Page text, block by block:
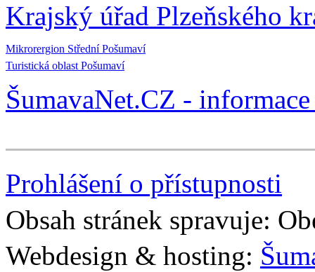
Krajský úřad Plzeňského
Mikrorergion Střední Pošumaví
Turistická oblast Pošumaví
ŠumavaNet.CZ -
Prohlášení o přístupnosti
Obsah stránek spravuje:
Webdesign & hosting: